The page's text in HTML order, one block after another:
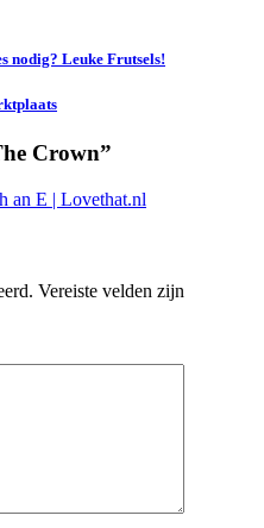
nodig? Leuke Frutsels!
Crown”
an E | Lovethat.nl
Vereiste velden zijn